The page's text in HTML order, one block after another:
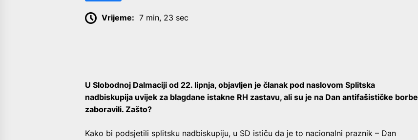
Vrijeme: 7 min, 23 sec
U Slobodnoj Dalmaciji od 22. lipnja, objavljen je članak pod naslovom Splitska
nadbiskupija uvijek za blagdane istakne RH zastavu, ali su je na Dan antifašističke borbe
zaboravili. Zašto?
Kako bi podsjetili splitsku nadbiskupiju, u SD ističu da je to nacionalni praznik – Dan